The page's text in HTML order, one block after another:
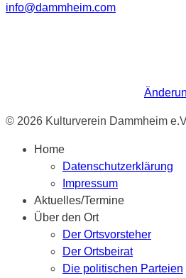
info@dammheim.com
© 2026 Kulturverein Dammheim
Home
Datenschutzerklärung
Impressum
Aktuelles/Termine
Über den Ort
Der Ortsvorsteher
Der Ortsbeirat
Die politischen Parteien